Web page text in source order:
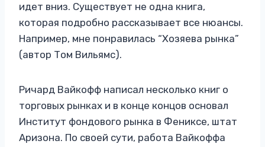
идет вниз. Существует не одна книга,
которая подробно рассказывает все нюансы.
Например, мне понравилась “Хозяева рынка”
(автор Том Вильямс).
Ричард Вайкофф написал несколько книг о
торговых рынках и в конце концов основал
Институт фондового рынка в Фениксе, штат
Аризона. По своей сути, работа Вайкоффа